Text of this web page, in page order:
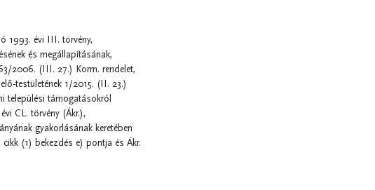
1993. évi III. törvény,
és megállapításának,
2006. (III. 27.) Korm. rendelet,
testületének 1/2015. (II. 23.)
települési támogatásokról
CL. törvény (Ákr.),
gyakorlásának keretében
(1) bekezdés e) pontja és Ákr.